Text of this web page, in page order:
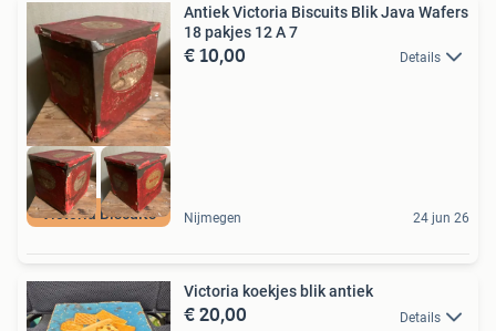
Victoria Biscuits
Antiek Victoria Biscuits Blik Java Wafers
18 pakjes 12 A 7
€ 10,00 Details
Nijmegen 24 jun 26
Victoria koekjes blik antiek
€ 20,00 Details